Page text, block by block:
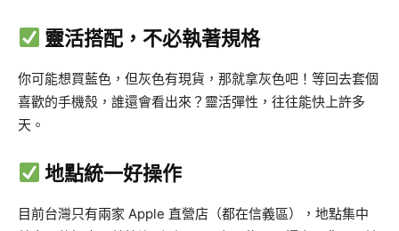
靈活搭配，不必執著規格
你可能想買藍色，但灰色有現貨，那就拿灰色吧！等回去套個
喜歡的手機殼，誰還會看出來？靈活彈性，往往能快上許多
天。
地點統一好操作
目前台灣只有兩家 Apple 直營店（都在信義區），地點集中